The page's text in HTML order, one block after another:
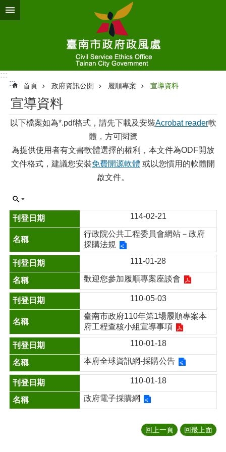
跳到主要內容區塊
:::
:::
首頁 政府資訊公開 履順專案 宣導資料
宣導資料
以下檔案如為*.pdf格式，請先下載及安裝Acrobat reader軟
體，方可閱覽
為提供使用者有文書軟體選擇的權利，本文件為ODF開放
文件格式，建議您安裝免費開源軟體 或以您慣用的軟體開
啟文件。
114-02-21
行政院公共工程委員會網站－政府
採購法規
111-01-28
歡迎您參加履順專案座談會
110-05-03
臺南市政府110年第1場履順專案本
府工程查核小組宣導事項
110-01-18
本府全球資訊網-採購公告
110-01-18
政府電子採購網
回上一頁 回最上面